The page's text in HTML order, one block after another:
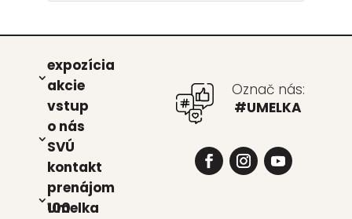
expo­zí­cia
akcie
vstup
o nás
SVÚ
kon­takt
pre­ná­jom
Umel­ka 100
Označ nás:
#UMELKA